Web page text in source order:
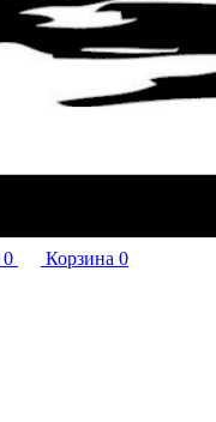
0 Корзина 0